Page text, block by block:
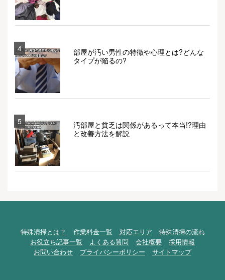
4
部屋が汚い男性の特徴や心理とは?どんな
タイプが陥るの?
5
汚部屋と貧乏は関係があるって本当!?理由
と改善方法を解説
特殊清掃とは？ 作業料金一覧 対応エリア
特殊清掃の流れ
お役立ち記事一覧
よくある質問 会社概要
採用情報
お問い合わせ
プライバシーポリシー サイトマップ